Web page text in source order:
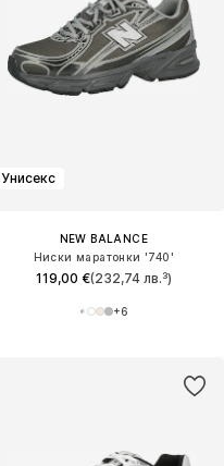
Унисекс
NEW BALANCE
Ниски маратонки '740'
119,00 €(232,74 лв.³)
+6